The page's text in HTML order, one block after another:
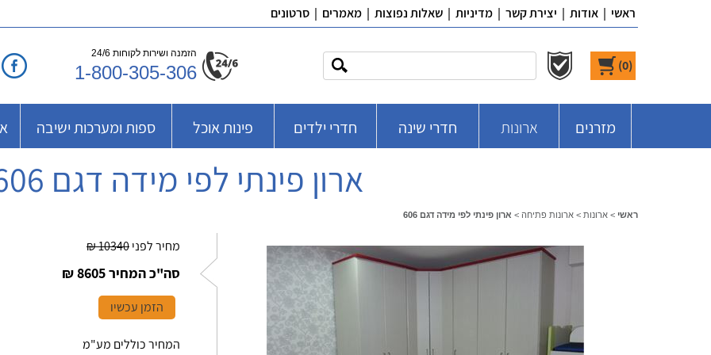
ראשי | אודות | יצירת קשר | מדיניות | שאלות נפוצות | מאמרים | סרטונים
(
0
)
הזמנה ושירות לקוחות 24/6
1-800-305-306
מזרנים ארונות חדרי שינה חדרי ילדים פינות אוכל ספות ומערכות ישיבה
ארון פינתי לפי מידה דגם 606
ראשי > ארונות > ארונות פתיחה > ארון פינתי לפי מידה דגם 606
מחיר לפני10340 ₪
סה"כ המחיר8605 ₪
הזמן עכשיו
המחיר כוללים מע"מ